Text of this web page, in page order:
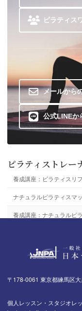
ピラティス
メールから
公式LINEか
ピラティストレー
養成講座：ピラティスリ
ナチュラルピラティスマ
養成講座：ナチュラルピ
〒178-0061 東京都練馬区
個人レッスン・スタジオレ